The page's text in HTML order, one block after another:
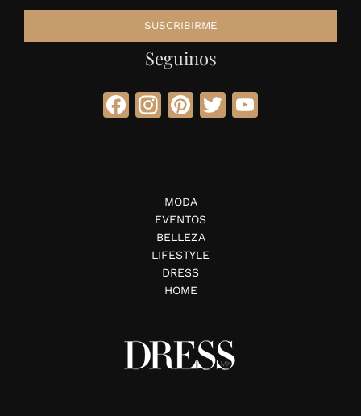
Seguinos
Facebook
Instagram
Pinterest
Twitter
MODA
EVENTOS
BELLEZA
LIFESTYLE
DRESS
HOME